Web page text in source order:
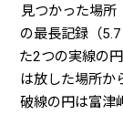
見つかった場
の最長記録（
た2つの実線の
は放した場所か
破線の円は富津